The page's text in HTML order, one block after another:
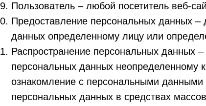
Пользователь – любой посетитель веб-
Предоставление персональных данных –
данных определенному лицу или
Распространение персональных данных
персональных данных неопределенному
ознакомление с персональными данными
персональных данных в средствах